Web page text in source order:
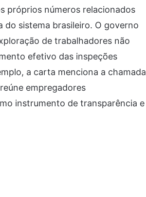
próprios números relacionados
do sistema brasileiro. O governo
de trabalhadores não
efetivo das inspeções
a carta menciona a chamada
empregadores
instrumento de transparência e